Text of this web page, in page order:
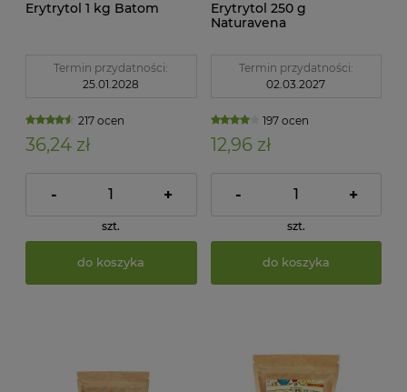
Erytrytol 1 kg Batom
Termin przydatności:
25.01.2028
217 ocen
36,24 zł
- +
szt.
do koszyka
Erytrytol 250 g
Naturavena
Termin przydatności:
02.03.2027
197 ocen
12,96 zł
- +
szt.
do koszyka